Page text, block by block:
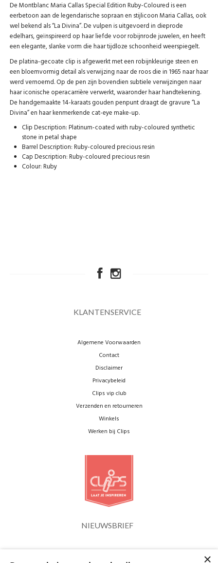
De Montblanc Maria Callas Special Edition Ruby-Coloured is een
eerbetoon aan de legendarische sopraan en stijlicoon Maria Callas, ook
wel bekend als “La Divina”. De vulpen is uitgevoerd in dieprode
edelhars, geïnspireerd op haar liefde voor robijnrode juwelen, en heeft
een elegante, slanke vorm die haar tijdloze schoonheid weerspiegelt.
De platina-gecoate clip is afgewerkt met een robijnkleurige steen en
een bloemvormig detail als verwijzing naar de roos die in 1965 naar haar
werd vernoemd. Op de pen zijn bovendien subtiele verwijzingen naar
haar iconische operacarrière verwerkt, waaronder haar handtekening.
De handgemaakte 14-karaats gouden penpunt draagt de gravure “La
Divina” en haar kenmerkende cat-eye make-up.
Clip Description: Platinum-coated with ruby-coloured synthetic
stone in petal shape
Barrel Description: Ruby-coloured precious resin
Cap Description: Ruby-coloured precious resin
Colour: Ruby
KLANTENSERVICE
Algemene Voorwaarden
Contact
Disclaimer
Privacybeleid
Clips vip club
Verzenden en retourneren
Winkels
Werken bij Clips
NIEUWSBRIEF
×